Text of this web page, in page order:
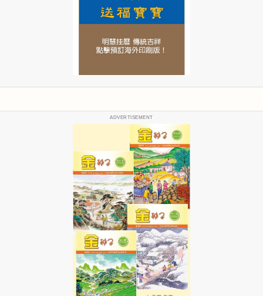
ADVERTISEMENT